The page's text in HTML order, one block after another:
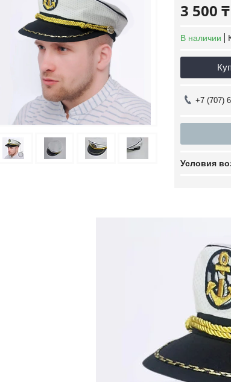
3 500 ₸
В наличии
+7 (707)